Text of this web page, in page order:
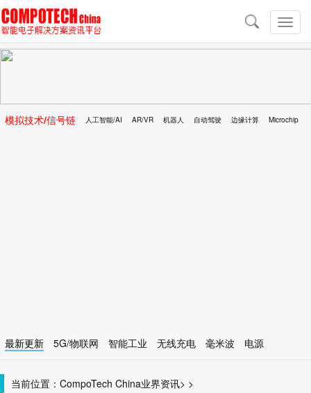
切
换
导
导
航
模拟技术/信号链 人工智能/AI AR/VR 机器人 自动驾驶 边缘计算 Microchip
最新更新 5G/物联网 智能工业 无线充电 毫米波
电源
当前位置： CompoTech China >
业界资讯 >